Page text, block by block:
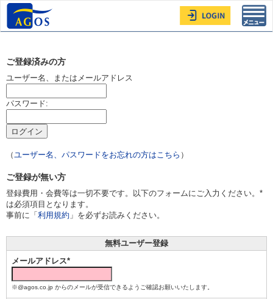
ご登録済みの方
ユーザー名、またはメールアドレス
パスワード:
（ユーザー名、パスワードをお忘れの方はこちら ）
ご登録が無い方
登録費用・会費等は一切不要です。以下のフォームにご入力ください。*
は必須項目となります。
事前に「 利用規約 」を必ずお読みください。
無料ユーザー登録
メールアドレス*
※@agos.co.jp からのメールが受信できるようご確認お願いいたします。